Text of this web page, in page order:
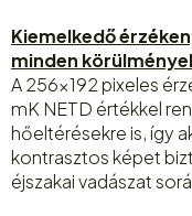
Kiemelkedő
minden
A 256×192 pixeles
mK NETD értékkel
hőeltérésekre is, így
kontrasztos képet
éjszakai vadászat